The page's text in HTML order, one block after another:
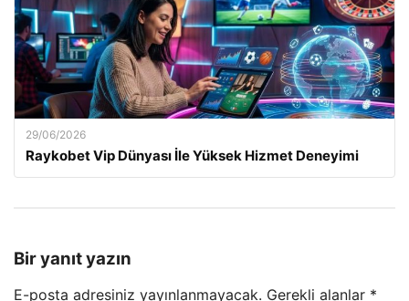
29/06/2026
Raykobet Vip Dünyası İle Yüksek Hizmet Deneyimi
Bir yanıt yazın
E-posta adresiniz yayınlanmayacak. Gerekli alanlar *